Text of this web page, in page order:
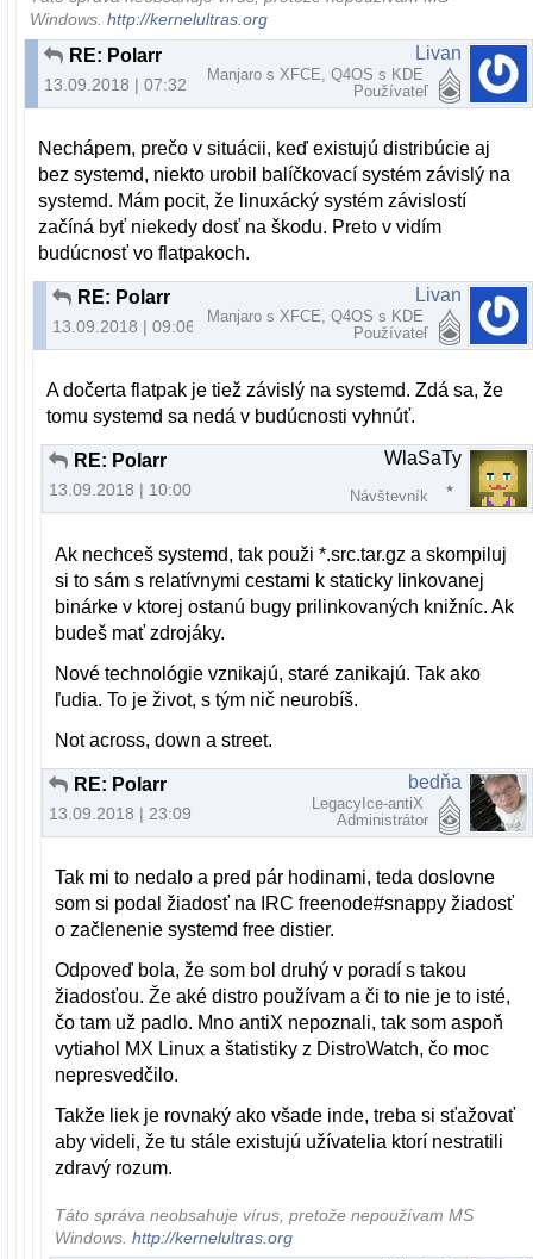
Windows.http://kernelultras.org
RE: Polarr
13.09.2018 | 07:32
Livan
Manjaro s XFCE, Q4OS s KDE
Používateľ
Nechápem, prečo v situácii, keď existujú distribúcie aj
bez systemd, niekto urobil balíčkovací systém závislý na
systemd. Mám pocit, že linuxácký systém závislostí
začíná byť niekedy dosť na škodu. Preto v vidím
budúcnosť vo flatpakoch.
RE: Polarr
13.09.2018 | 09:06
Livan
Manjaro s XFCE, Q4OS s KDE
Používateľ
A dočerta flatpak je tiež závislý na systemd. Zdá sa, že
tomu systemd sa nedá v budúcnosti vyhnúť.
RE: Polarr
13.09.2018 | 10:00
WlaSaTy
Návštevník
Ak nechceš systemd, tak použi *.src.tar.gz a skompiluj
si to sám s relatívnymi cestami k staticky linkovanej
binárke v ktorej ostanú bugy prilinkovaných knižníc. Ak
budeš mať zdrojáky.
Nové technológie vznikajú, staré zanikajú. Tak ako
ľudia. To je život, s tým nič neurobíš.
Not across, down a street.
RE: Polarr
13.09.2018 | 23:09
bedňa
LegacyIce-antiX
Administrátor
Tak mi to nedalo a pred pár hodinami, teda doslovne
som si podal žiadosť na IRC freenode#snappy žiadosť
o začlenenie systemd free distier.
Odpoveď bola, že som bol druhý v poradí s takou
žiadosťou. Že aké distro používam a či to nie je to isté,
čo tam už padlo. Mno antiX nepoznali, tak som aspoň
vytiahol MX Linux a štatistiky z DistroWatch, čo moc
nepresvedčilo.
Takže liek je rovnaký ako všade inde, treba si sťažovať
aby videli, že tu stále existujú užívatelia ktorí nestratili
zdravý rozum.
Táto správa neobsahuje vírus, pretože nepoužívam MS
Windows.http://kernelultras.org